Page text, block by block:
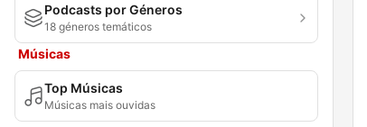
Podcasts por Géneros
18 géneros temáticos
Músicas
Top Músicas
Músicas mais ouvidas